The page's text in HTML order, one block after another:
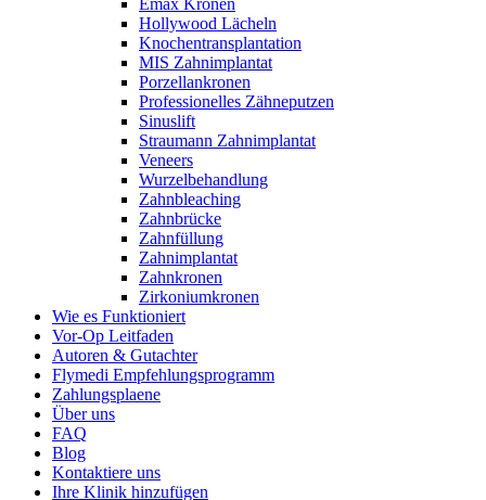
Emax Kronen
Hollywood Lächeln
Knochentransplantation
MIS Zahnimplantat
Porzellankronen
Professionelles Zähneputzen
Sinuslift
Straumann Zahnimplantat
Veneers
Wurzelbehandlung
Zahnbleaching
Zahnbrücke
Zahnfüllung
Zahnimplantat
Zahnkronen
Zirkoniumkronen
Wie es Funktioniert
Vor-Op Leitfaden
Autoren & Gutachter
Flymedi Empfehlungsprogramm
Zahlungsplaene
Über uns
FAQ
Blog
Kontaktiere uns
Ihre Klinik hinzufügen